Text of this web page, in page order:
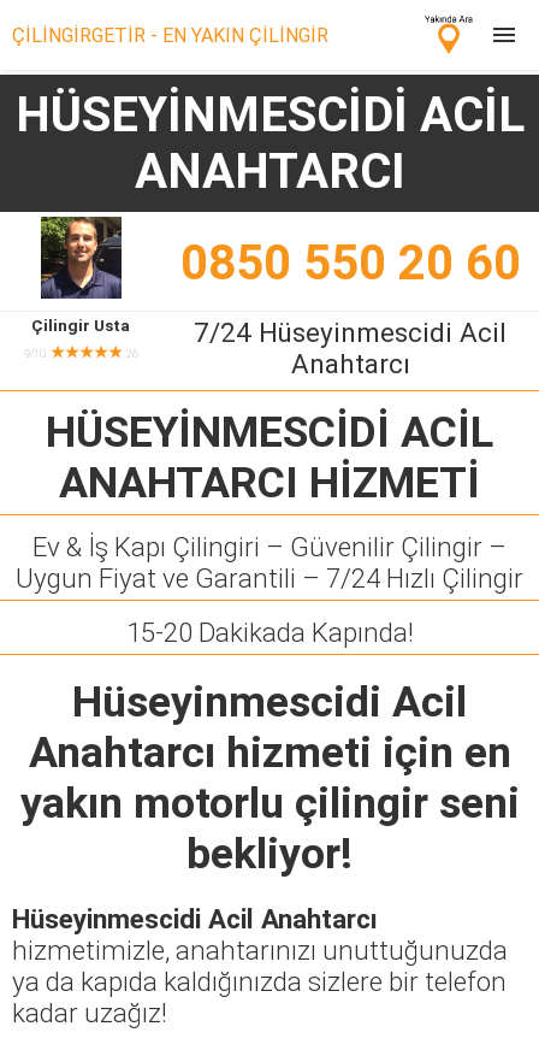
ÇİLİNGİRGETİR - EN YAKIN ÇİLİNGİR
Çilingir Ara
Çilingir misin? Bize Katıl!
HÜSEYİNMESCİDİ ACİL
ANAHTARCI
0850 550 20 60
Çilingir Usta
9/10 ★★★★★ 26
7/24 Hüseyinmescidi Acil
Anahtarcı
HÜSEYİNMESCİDİ ACİL
ANAHTARCI HİZMETİ
Ev & İş Kapı Çilingiri – Güvenilir Çilingir –
Uygun Fiyat ve Garantili – 7/24 Hızlı Çilingir
15-20 Dakikada Kapında!
Hüseyinmescidi Acil
Anahtarcı hizmeti için en
yakın motorlu çilingir seni
bekliyor!
Hüseyinmescidi Acil Anahtarcı
hizmetimizle, anahtarınızı unuttuğunuzda
ya da kapıda kaldığınızda sizlere bir telefon
kadar uzağız!